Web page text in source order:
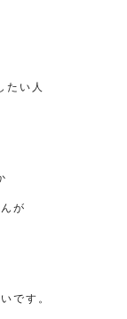
たい人
が
です。